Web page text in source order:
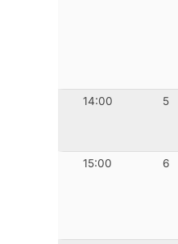
14:00 5
15:00 6